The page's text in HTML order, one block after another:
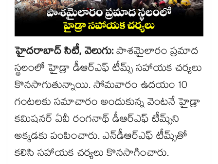
హైదరాబాద్ సిటీ, వెలుగు:పాశమైలారం ప్రమాద
స్థలంలో హైడ్రా డీఆర్ఎఫ్ టీమ్స్ సహాయక చర్యలు
కొనసాగుతున్నాయి. సోమవారం ఉదయం 10
గంటలకు సమాచారం అందుకున్న వెంటనే హైడ్రా
కమిషనర్ ఏవీ రంగనాథ్ డీఆర్ఎఫ్ టీమ్స్​ని
అక్కడకు పంపించారు. ఎన్​డీఆర్ఎఫ్ టీమ్స్​తో
కలిసి సహాయక చర్యలు కొనసాగించారు.